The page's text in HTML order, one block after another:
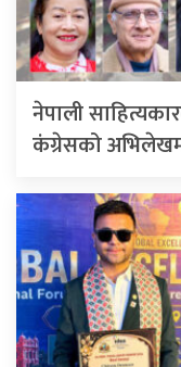
नेपाली
कंग्रेसको